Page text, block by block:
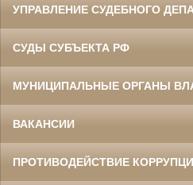
УПРАВЛЕНИЕ СУДЕБНОГО
СУДЫ СУБЪЕКТА РФ
МУНИЦИПАЛЬНЫЕ ОРГАНЫ
ВАКАНСИИ
ПРОТИВОДЕЙСТВИЕ